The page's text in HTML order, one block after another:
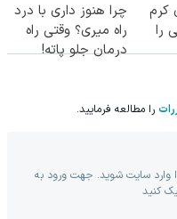
کرم
را
چرا هنوز داری با درد
راه میری؟ وقتی راه
درمان جلو پاته!
را مطالعه فرمایید.
وارد سایت شوید. جهت ورود به
کنید